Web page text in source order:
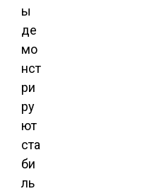
ы
де
мо
нст
ри
ру
ют
ста
би
ль